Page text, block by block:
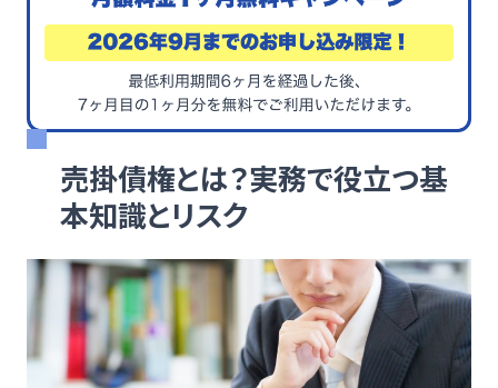
売掛債権とは？実務で役立つ基
本知識とリスク